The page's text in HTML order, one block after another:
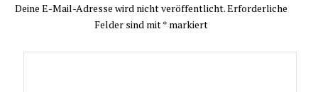
Deine E-Mail-Adresse wird nicht veröffentlicht.Erforderliche
Felder sind mit* markiert